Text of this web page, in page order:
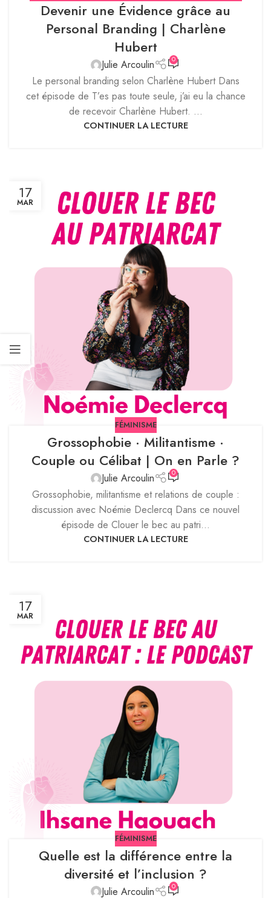
Devenir une Évidence grâce au
Personal Branding | Charlène
Hubert
Julie Arcoulin 0
Le personal branding selon Charlène Hubert Dans
cet épisode de T’es pas toute seule, j’ai eu la chance
de recevoir Charlène Hubert. ...
CONTINUER LA LECTURE
17
MAR
FÉMINISME
Grossophobie · Militantisme ·
Couple ou Célibat | On en Parle ?
Julie Arcoulin 0
Grossophobie, militantisme et relations de couple :
discussion avec Noémie Declercq Dans ce nouvel
épisode de Clouer le bec au patri...
CONTINUER LA LECTURE
17
MAR
FÉMINISME
Quelle est la différence entre la
diversité et l’inclusion ?
Julie Arcoulin 0